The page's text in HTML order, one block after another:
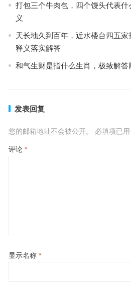
打包三个牛肉包，四个馒头代表
义
天长地久到百年，近水楼台四五
释义落实解答
和气生财是指什么生肖，极致解答
发表回复
您的邮箱地址不会被公开。 必填项已用
评论 *
显示名称 *